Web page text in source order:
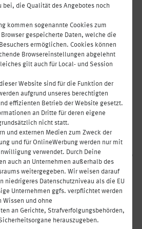
bei, die Qualität des Angebotes noch
kommen sogenannte Cookies zum
gespeicherte Daten, welche die
ermöglichen. Cookies können
Browsereinstellungen abgelehnt
gilt auch für Local- und Session
Website sind für die Funktion der
aufgrund unseres berechtigten
effizienten Betrieb der Website gesetzt.
an Dritte für deren eigene
nicht statt.
und externen Medien zum Zweck der
und für OnlineWerbung werden nur mit
verwendet. Durch Deine
auch an Unternehmen außerhalb des
weitergegeben. Wir weisen darauf
niedrigeres Datenschutzniveau als die EU
Unternehmen ggfs. verpflichtet werden
Wissen und ohne
an Gerichte, Strafverfolgungsbehörden,
herauszugeben.
von Zeit zu Zeit aktualisieren. Wir
Seite in regelmäßigen Abständen zu
dass Sie die aktuellste Version gelesen
Für Fragen zum
& CO kontaktieren Sie bitte unseren
DATEN?
Informationen über Betroffene, deren
bestimmbar ist. Darunter fallen etwa
sowie Ihre IP Adresse.
DATEN ERFASSEN WIR VON IHNEN UND
postalisch oder über unser Kontaktformular
Ihre freiwillig angegebenen
Titel, Name, Firma, E-Mail,